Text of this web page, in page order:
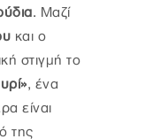
. Μαζί
και ο
στιγμή το
, ένα
είναι
της